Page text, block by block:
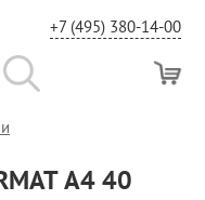
+7 (495) 380-14-00
А4 40